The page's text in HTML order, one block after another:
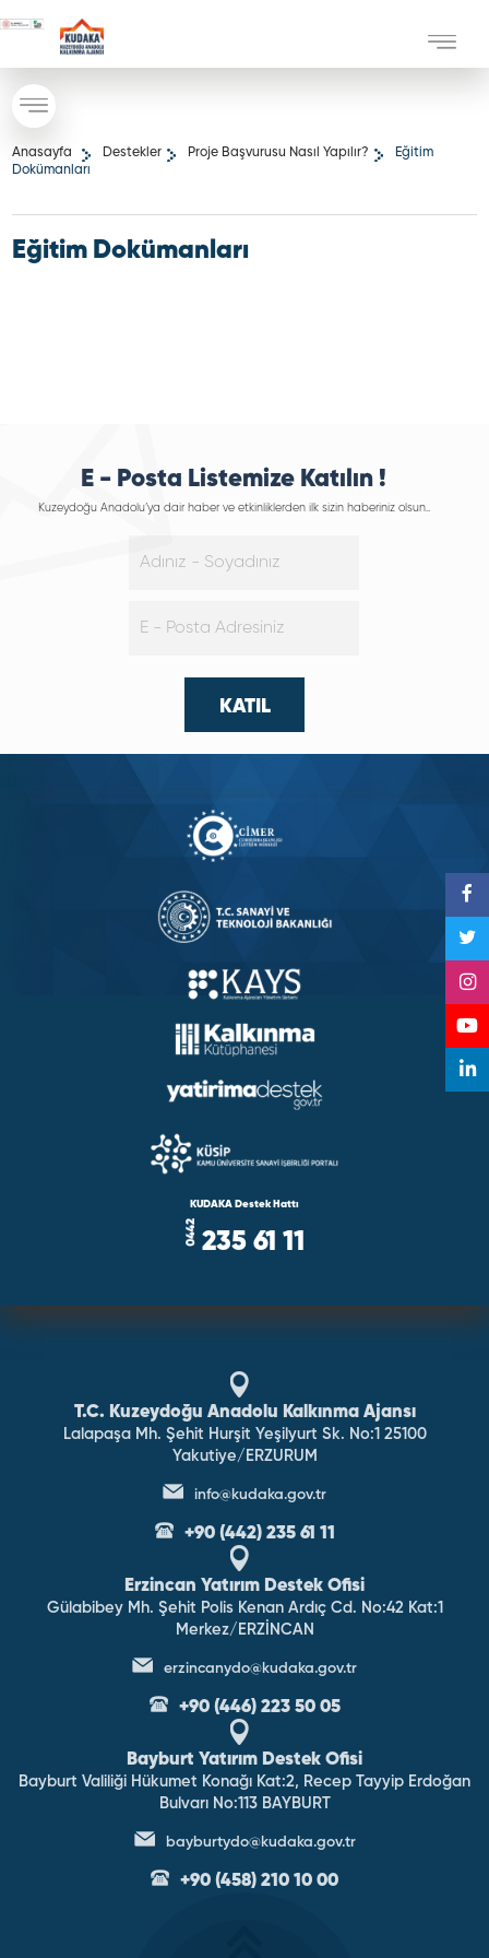
Anasayfa Destekler Proje Başvurusu Nasıl Yapılır?
Eğitim
Dokümanları
Eğitim Dokümanları
E - Posta Listemize Katılın !
Kuzeydoğu Anadolu’ya dair haber ve etkinliklerden ilk sizin haberiniz olsun..
KATIL
KUDAKA Destek Hattı
235 61 11
T.C. Kuzeydoğu Anadolu Kalkınma Ajansı
Lalapaşa Mh. Şehit Hurşit Yeşilyurt Sk. No:1 25100
Yakutiye/ERZURUM
info@kudaka.gov.tr
+90 (442) 235 61 11
Erzincan Yatırım Destek Ofisi
Gülabibey Mh. Şehit Polis Kenan Ardıç Cd. No:42 Kat:1
Merkez/ERZİNCAN
erzincanydo@kudaka.gov.tr
+90 (446) 223 50 05
Bayburt Yatırım Destek Ofisi
Bayburt Valiliği Hükumet Konağı Kat:2, Recep Tayyip Erdoğan
Bulvarı No:113 BAYBURT
bayburtydo@kudaka.gov.tr
+90 (458) 210 10 00